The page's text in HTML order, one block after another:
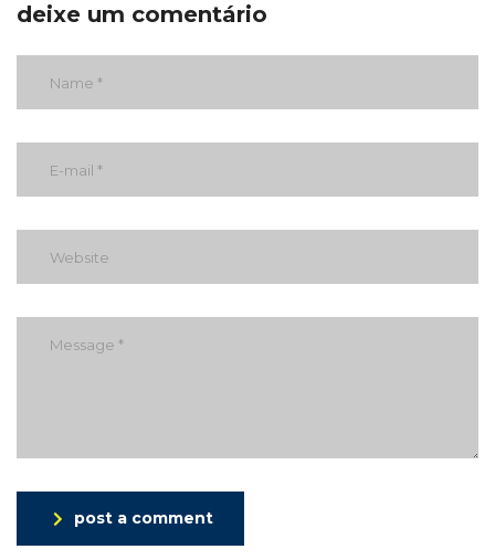
deixe um comentário
post a comment